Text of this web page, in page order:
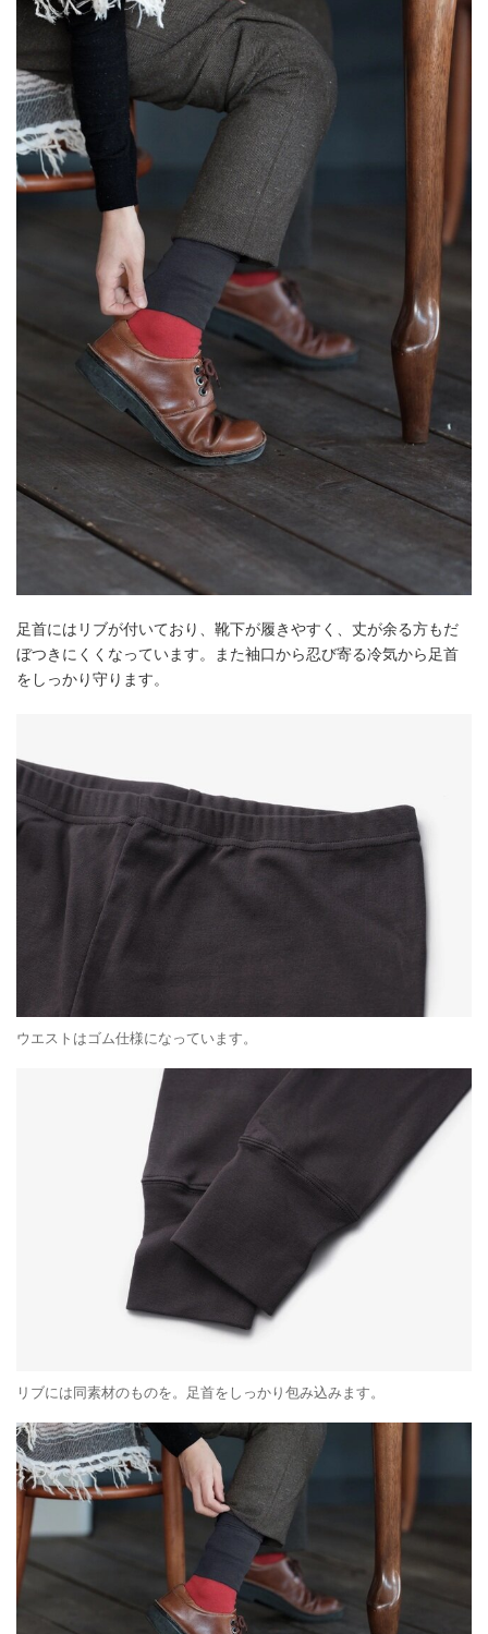
足首にはリブが付いており、靴下が履きやすく、丈が余る方もだ
ぼつきにくくなっています。また袖口から忍び寄る冷気から足首
をしっかり守ります。
ウエストはゴム仕様になっています。
リブには同素材のものを。足首をしっかり包み込みます。